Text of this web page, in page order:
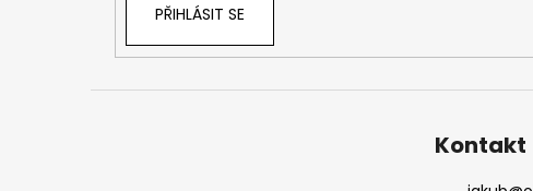
PŘIHLÁSIT SE
Kontakt